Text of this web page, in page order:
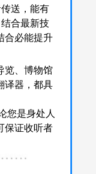
送，能有
合最新技
合必能提升
览、博物馆
译器，都具
您是身处人
保证收听者